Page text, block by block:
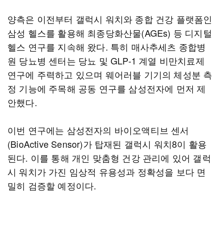
양측은 이전부터 갤럭시 워치와 종합 건강 플랫폼인
삼성 헬스를 활용해 최종당화산물(AGEs) 등 디지털
헬스 연구를 지속해 왔다. 특히 매사추세츠 종합병
원 당뇨병 센터는 당뇨 및 GLP-1 계열 비만치료제
연구에 주력하고 있으며 웨어러블 기기의 체성분 측
정 기능에 주목해 공동 연구를 삼성전자에 먼저 제
안했다.
이번 연구에는 삼성전자의 바이오액티브 센서
(BioActive Sensor)가 탑재된 갤럭시 워치8이 활용
된다. 이를 통해 개인 맞춤형 건강 관리에 있어 갤럭
시 워치가 가진 임상적 유용성과 정확성을 보다 면
밀히 검증할 예정이다.